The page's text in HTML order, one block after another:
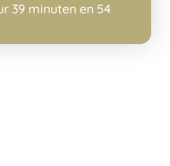
39 minuten en 54